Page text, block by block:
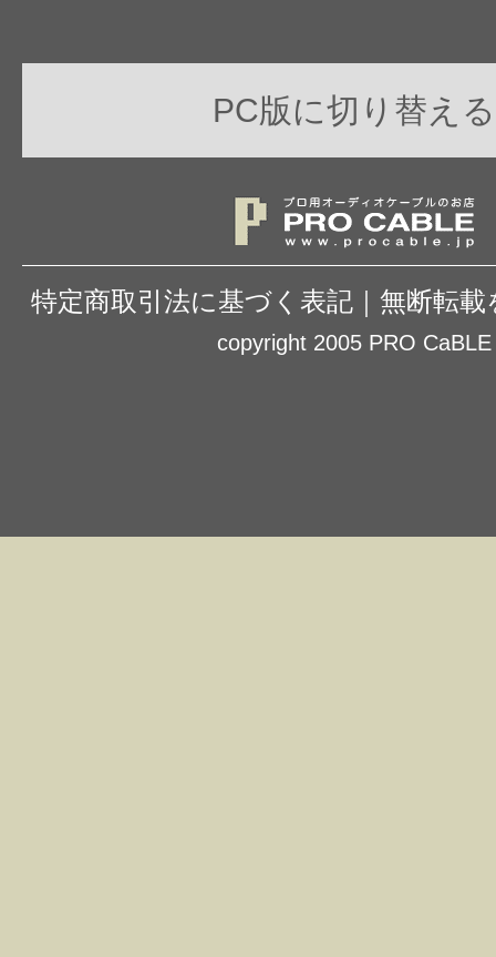
PC版に切り替える
特定商取引法に基づく表記 無断転載
copyright 2005 PRO CaBLE